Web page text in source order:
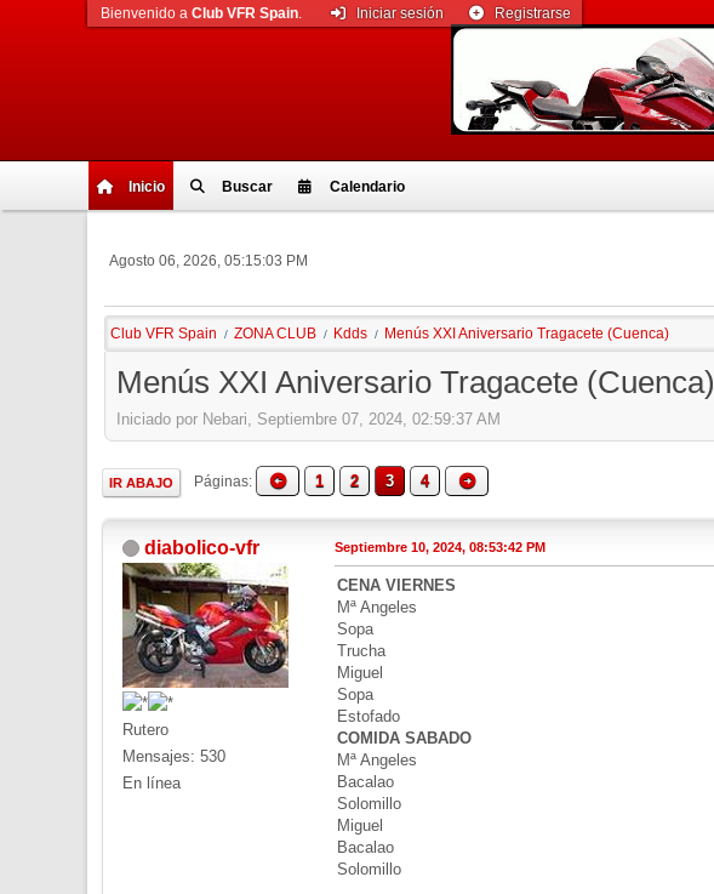
Inicio Buscar Calendario
Bienvenido a Club VFR Spain. Iniciar sesión Registrarse
Agosto 06, 2026, 05:15:03 PM
Club VFR Spain / ZONA CLUB / Kdds / Menús XXI Aniversario Tragacete (Cuenca)
Menús XXI Aniversario Tragacete (Cuenca)
Iniciado por Nebari, Septiembre 07, 2024, 02:59:37 AM
IR ABAJO Páginas 1 2 3 4
diabolico-vfr
Rutero
Mensajes: 530
En línea
Septiembre 10, 2024, 08:53:42 PM
CENA VIERNES
Mª Angeles
Sopa
Trucha
Miguel
Sopa
Estofado
COMIDA SABADO
Mª Angeles
Bacalao
Solomillo
Miguel
Bacalao
Solomillo